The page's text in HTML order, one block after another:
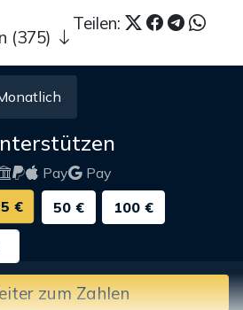
Teilen:
(375)
Pay
Pay
€ 50 € 100 €
zum Zahlen